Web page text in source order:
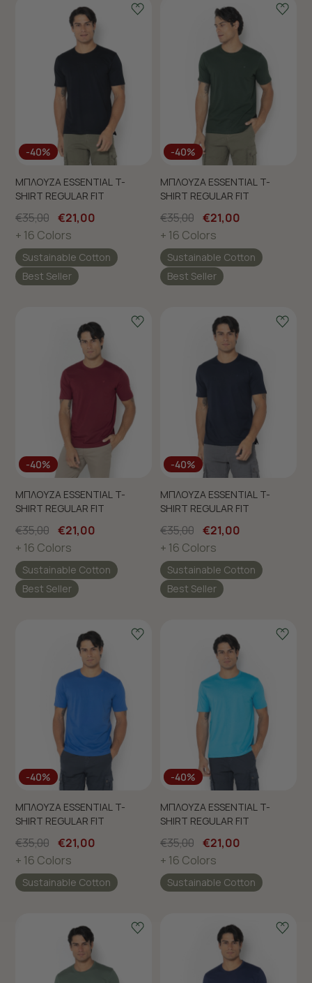
-40%
ΜΠΛΟΥΖΑ ESSENTIAL T-
SHIRT REGULAR FIT
€35,00 €21,00
+ 16 Colors
Sustainable Cotton
Best Seller
-40%
ΜΠΛΟΥΖΑ ESSENTIAL T-
SHIRT REGULAR FIT
€35,00 €21,00
+ 16 Colors
Sustainable Cotton
Best Seller
-40%
ΜΠΛΟΥΖΑ ESSENTIAL T-
SHIRT REGULAR FIT
€35,00 €21,00
+ 16 Colors
Sustainable Cotton
Best Seller
-40%
ΜΠΛΟΥΖΑ ESSENTIAL T-
SHIRT REGULAR FIT
€35,00 €21,00
+ 16 Colors
Sustainable Cotton
Best Seller
-40%
ΜΠΛΟΥΖΑ ESSENTIAL T-
SHIRT REGULAR FIT
€35,00 €21,00
+ 16 Colors
Sustainable Cotton
-40%
ΜΠΛΟΥΖΑ ESSENTIAL T-
SHIRT REGULAR FIT
€35,00 €21,00
+ 16 Colors
Sustainable Cotton